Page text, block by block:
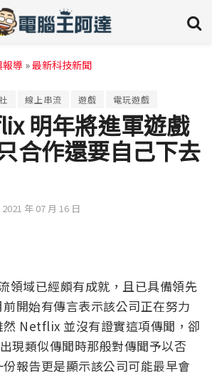
報導 »最新科技新聞
線上串流 遊戲 電玩遊戲
明年將進軍遊戲
合作還要自己下去
2021 年 07 月 16 日
領域已經頗有成就，且已具備領先
開始有傳言表示該公司正在努力
然 Netflix 並沒有證實這項傳聞，卻
現類似傳聞時那般對傳聞予以否
報告更是顯示該公司可能最早會